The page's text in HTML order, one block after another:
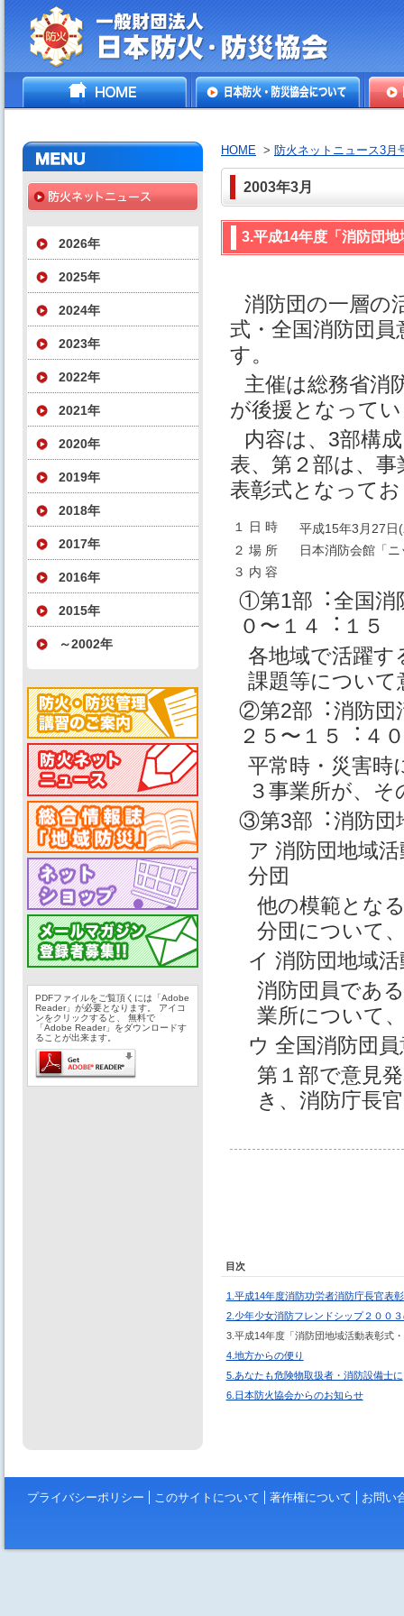
一般財団法人日本防火・防
HOME
2026年
2025年
2024年
2023年
2022年
2021年
2020年
2019年
2018年
2017年
2016年
2015年
～2002年
PDFファイルをご覧頂くには「Adobe
Reader」が必要となります。 アイコ
ンをクリックすると、 無料で
「Adobe Reader」をダウンロードす
ることが出来ます。
HOME > 防火ネットニュース3月
2003年3月
3.平成14年度「消防団
消防団の⼀層の
式・全国消防団
す。
主催は総務省消
が後援となって
内容は、3部構
表、第２部は、
表彰式となって
１ ⽇ 時
平成15年3⽉27⽇
２ 場 所
⽇本消防会館「
３ 内 容
①第1部︓全国消
０〜１４︓１５
各地域で活躍す
課題等について
②第2部︓消防団
２５〜１５︓４０
平常時・災害時
３事業所が、
③第3部︓消防団
ア 消防団地域
分団
他の模範とな
分団について
イ 消防団地域
消防団員であ
業所について
ウ 全国消防団
第１部で意⾒
き、消防庁⻑
目次
1.平成14年度消防功労者消防庁長官表
2.少年少女消防フレンドシップ２００
3.平成14年度「消防団地域活動表彰式
4.地方からの便り
5.あなたも危険物取扱者・消防設備士に
6.日本防火協会からのお知らせ
プライバシーポリシー このサイトについて 著作権について お問い